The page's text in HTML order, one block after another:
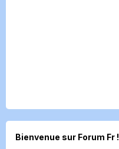
Bienvenue sur Forum Fr !